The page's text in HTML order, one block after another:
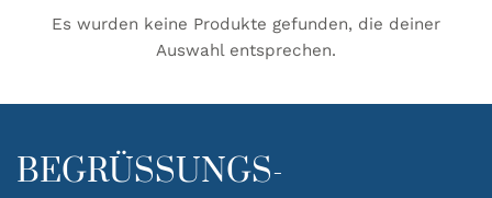
Es wurden keine Produkte gefunden, die deiner
Auswahl entsprechen.
BEGRÜSSUNGS-